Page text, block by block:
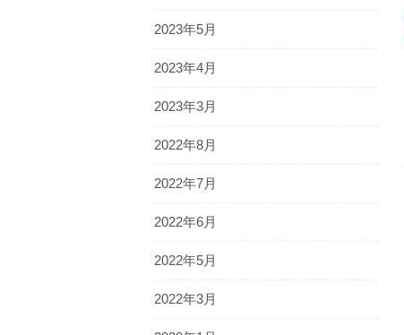
2023年5月
2023年4月
2023年3月
2022年8月
2022年7月
2022年6月
2022年5月
2022年3月